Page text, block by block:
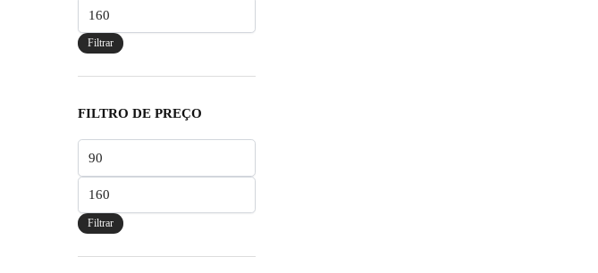
máximo
Filtrar
FILTRO DE PREÇO
mínimo
máximo
Filtrar